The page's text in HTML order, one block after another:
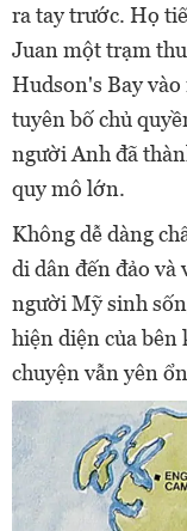
ra tay trước. Họ
Juan một trạm
Hudson's Bay
tuyên bố chủ
người Anh đã
quy mô lớn.
Không dễ dàng
di dân đến đảo và
người Mỹ sinh
hiện diện của bên
chuyện vẫn yên